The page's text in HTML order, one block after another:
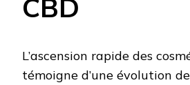
CBD
L’ascension rapide des
témoigne d’une évolution